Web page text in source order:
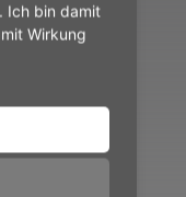
Ich bin damit
Wirkung